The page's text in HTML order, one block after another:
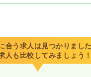
務未経験可
ブランク可
合う求人は見つかりまし
人も比較してみましょう！